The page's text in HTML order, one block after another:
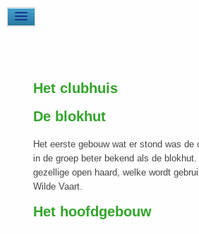
Het clubhuis
De blokhut
Het eerste gebouw wat er stond was de
in de groep beter bekend als de
gezellige open haard, welke wordt
Wilde Vaart.
Het hoofdgebouw